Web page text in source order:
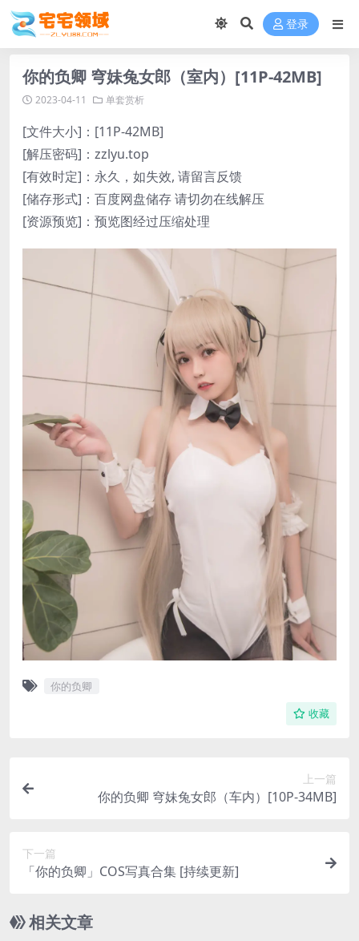
登录
你的负卿 穹妹兔女郎（室内）[11P-42MB]
2023-04-11 单套赏析
[文件大小]：[11P-42MB]
[解压密码]：zzlyu.top
[有效时定]：永久，如失效, 请留言反馈
[储存形式]：百度网盘储存 请切勿在线解压
[资源预览]：预览图经过压缩处理
你的负卿
收藏
上一篇
你的负卿 穹妹兔女郎（车内）[10P-34MB]
下一篇
「你的负卿」COS写真合集 [持续更新]
相关文章